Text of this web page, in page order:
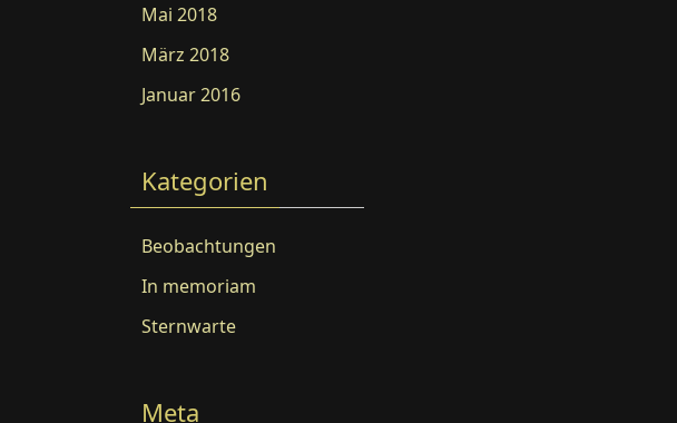
Mai 2018
März 2018
Januar 2016
Kategorien
Beobachtungen
In memoriam
Sternwarte
Meta